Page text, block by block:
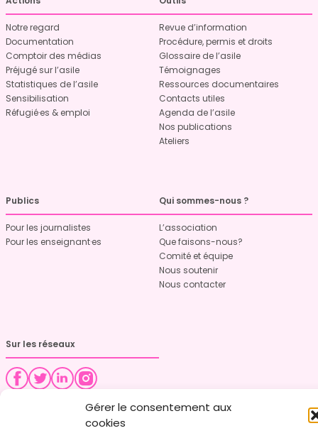
Gérer le consentement aux
cookies
Notre regard
Documentation
Comptoir des médias
Préjugé sur l’asile
Statistiques de l’asile
Sensibilisation
Réfugié·es & emploi
Revue d’information
Procédure, permis et droits
Glossaire de l’asile
Témoignages
Ressources documentaires
Contacts utiles
Agenda de l’asile
Nos publications
Ateliers
Publics
Pour les journalistes
Pour les enseignant·es
Qui sommes-nous ?
L’association
Que faisons-nous?
Comité et équipe
Nous soutenir
Nous contacter
Sur les réseaux